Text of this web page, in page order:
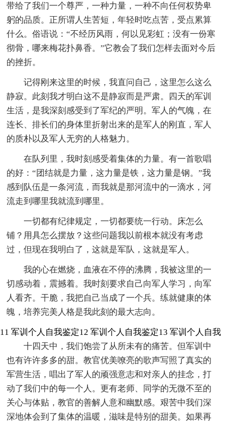
带给了我们一个尊严，一种力量，一种不向任何权势卑
躬的品质。正所谓人生苦短，年轻时吃点苦，受点累算
什么。俗语说：“不经历风雨，何以见彩虹；没有一份寒
彻骨，哪来梅花扑鼻香。”它教会了我们怎样去面对今后
的挫折。
记得刚来这里的时候，我直问自己，这里怎么这么
静寂。此刻我才明白这不是静寂而是严肃。四天的军训
生活，是我深刻感受到了军纪的严明。军人的气魄，在
连长、排长们的身体里折射出来的是军人的刚直，军人
的质朴以及军人无穷的人格魅力。
在队列里，我时刻感受着集体的力量。有一首歌唱
的好：“团结就是力量，这力量是铁，这力量是钢。”我
感到队伍是一条河流，而我就是那河流中的一滴水，河
流走到哪里我就流到哪里。
一切都有纪律规定，一切都要统一行动。床怎么
铺？用具怎么摆放？这些问题我以前根本就没有考虑
过，但现在我明白了，这就是军队，这就是军人。
我的心在燃烧，血液在不停的沸腾，我被这里的一
切感动着，震撼着。我时刻要求自己向军人学习，向军
人看齐。干脆，我把自己当成了一个兵。练就健康的体
魄，培养完美人格是我此刻的最大志向。
11
十四天中，我们饱尝了从所未有的痛苦。但军训中
也有许许多多的甜。教官优美嘹亮的歌声写照了真实的
军营生活，唱出了军人的顽强意志和对亲人的挂念，打
动了我们中的每一个人。更有老师、同学的无微不至的
关心与体贴，教官的善解人意和幽默感。艰苦中我们深
深地体会到了集体的温暖，滋味是特别的甜美。如果再
军训个人自我鉴定12 军训个人自我鉴定13 军训个人自我